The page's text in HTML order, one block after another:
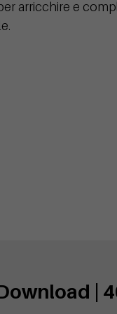
arricchire e
|